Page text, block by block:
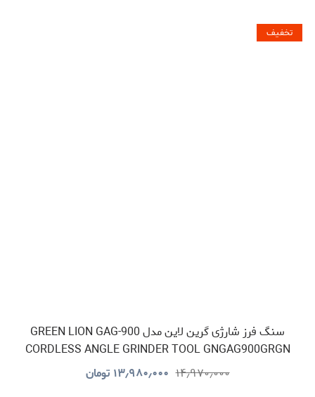
تخفیف
سنگ فرز شارژی گرین لاین مدل GREEN LION GAG-900
CORDLESS ANGLE GRINDER TOOL GNGAG900GRGN
۱۴٫۹۷۰٫۰۰۰ ۱۳٫۹۸۰٫۰۰۰ تومان